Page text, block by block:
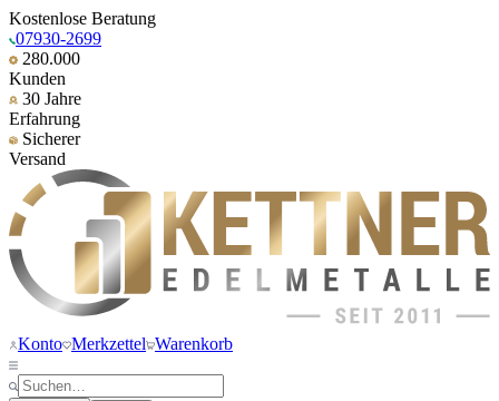
Kostenlose Beratung
07930-2699
280.000
Kunden
30 Jahre
Erfahrung
Sicherer
Versand
Konto Merkzettel Warenkorb